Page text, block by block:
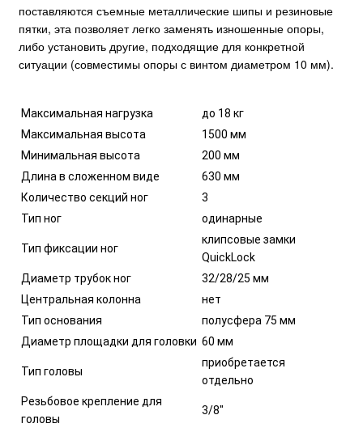
поставляются съемные металлические шипы и резиновые
пятки, эта позволяет легко заменять изношенные опоры,
либо установить другие, подходящие для конкретной
ситуации (совместимы опоры с винтом диаметром 10 мм).
Максимальная нагрузка
до 18 кг
Максимальная высота
1500 мм
Минимальная высота
200 мм
Длина в сложенном виде
630 мм
Количество секций ног
3
Тип ног
одинарные
Тип фиксации ног
клипсовые замки
QuickLock
Диаметр трубок ног
32/28/25 мм
Центральная колонна
нет
Тип основания
полусфера 75 мм
Диаметр площадки для головки 60 мм
Тип головы
приобретается
отдельно
Резьбовое крепление для
головы
3/8"